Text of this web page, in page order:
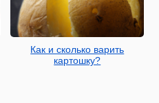
Как и сколько варить
картошку?